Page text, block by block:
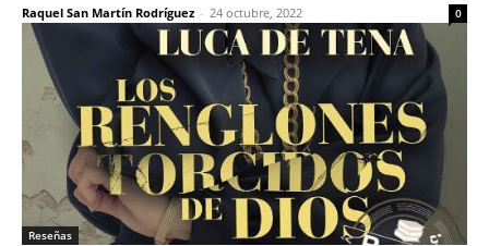
Raquel San Martín Rodríguez - 24 octubre, 2022 0
Reseñas